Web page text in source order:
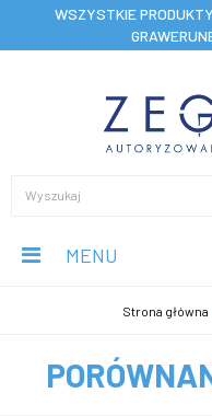
WSZYSTKIE
MENU
Strona główna